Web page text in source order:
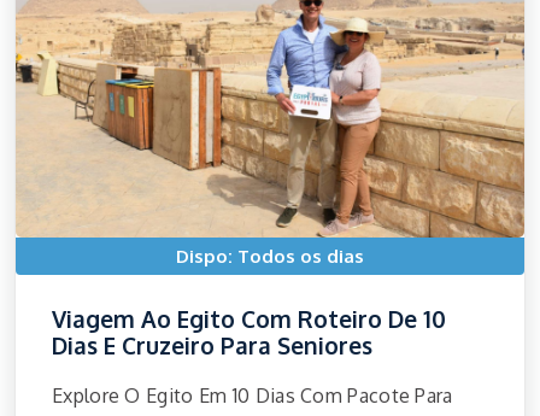
Dispo: Todos os dias
Viagem Ao Egito Com Roteiro De 10
Dias E Cruzeiro Para Seniores
Explore O Egito Em 10 Dias Com Pacote Para